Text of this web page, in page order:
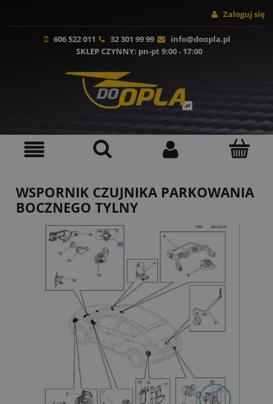
Zaloguj się
606 522 011 32 301 99 99
info@doopla.pl
SKLEP CZYNNY: pn-pt 9:00 - 17:00
WSPORNIK CZUJNIKA PARKOWANIA
BOCZNEGO TYLNY